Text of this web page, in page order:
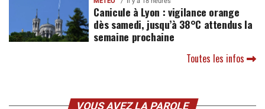
Canicule à Lyon : vigilance orange
dès samedi, jusqu’à 38°C attendus la
semaine prochaine
Toutes les infos
VOUS AVEZ LA PAROLE